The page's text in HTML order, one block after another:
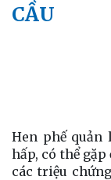
CẦU
Hen phế quản
hấp, có thể
các triệu